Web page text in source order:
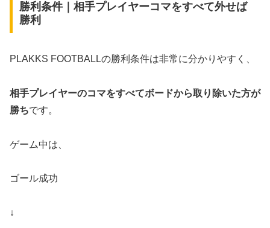
勝利条件｜相手プレイヤーコマをすべて外せば
勝利
PLAKKS FOOTBALLの勝利条件は非常に分かりやすく、
相手プレイヤーのコマをすべてボードから取り除いた方が
勝ちです。
ゲーム中は、
ゴール成功
↓